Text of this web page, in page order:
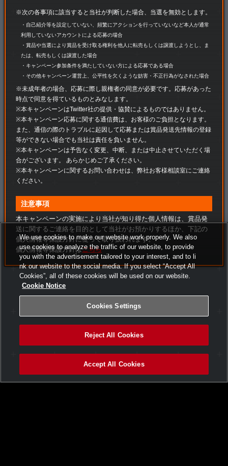
※次の各事項に該当すると当社が判断した場合、当選を無効とします。
・自己紹介等を設定していない、頻繁にアクションを行っていないなど本人が通常
利用していないアカウントによる応募の場合
・賞品や当選により賞品を受け取る権利を他人に転売もしくは譲渡しようとし、ま
たは、転売もしくは譲渡した場合
・キャンペーン参加条件を満たしていない方による応募である場合
・その他キャンペーン運営上、公平性を欠くような妨害・不正行為がなされた場合
※未成年者の場合、応募に際し親権者の同意が必要です。応募があった
時点で同意を得ているものとみなします。
※本キャンペーンはTwitter社の提供・協賛によるものではありません。
※本キャンペーン応募に関する通信費は、お客様のご負担となります。
また、通信の際のトラブルに起因して応募または賞品発送先情報の登録
等ができない場合でも当社は責任を負いません。
※本キャンペーンは予告なく変更、中断、または中止させていただく場
合がございます。 あらかじめご了承ください。
※本キャンペーンに関するお問い合わせは、弊社お客様相談室にご連絡
ください。
注意事項
本キャンペーンの実施により当社が知り得た個人情報は、賞品発
送に関するご連絡を目的として当社がお預かりするほか、下記の
個人情報等保護方針に従って取り扱われます。
個人情報等保護方針はこちら
We use cookies to make our website work properly. We also
use cookies to analyze the traffic of our website, to provide
you with the advertisement tailored to your interest, and to li
nk our website to the social media. If you select “Accept All
Cookies”, all of these cookies will be used on our website.
Cookie Notice
Cookies Settings
Reject All Cookies
Accept All Cookies